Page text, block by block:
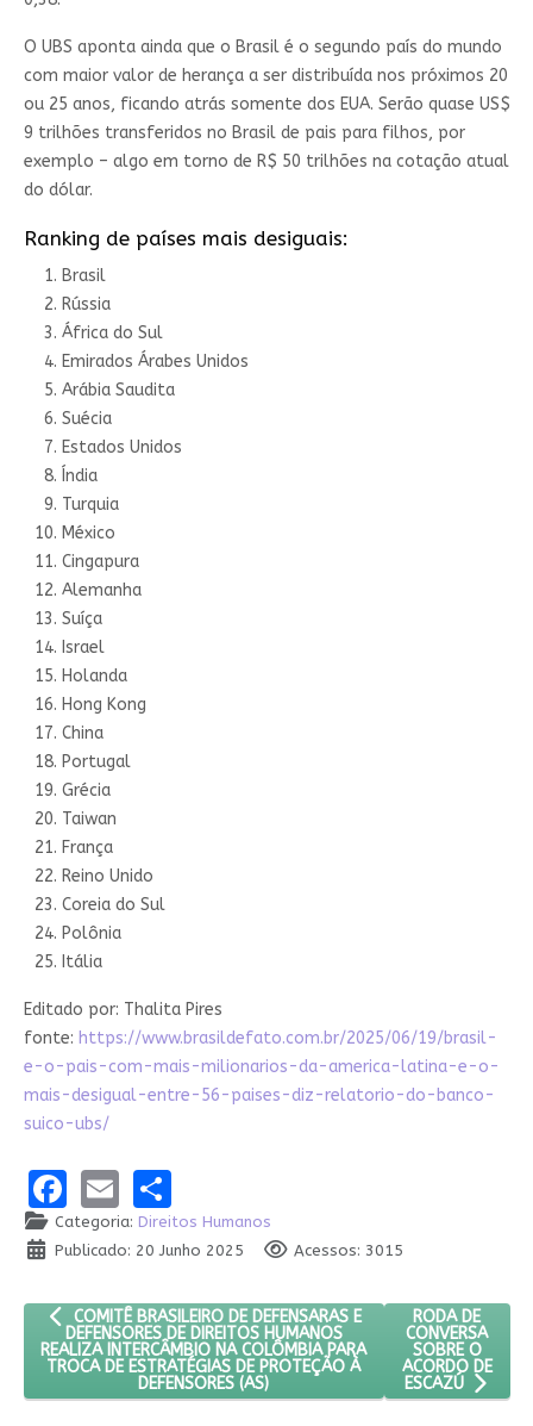
O UBS aponta ainda que o Brasil é o segundo país do mundo
com maior valor de herança a ser distribuída nos próximos 20
ou 25 anos, ficando atrás somente dos EUA. Serão quase US$
9 trilhões transferidos no Brasil de pais para filhos, por
exemplo – algo em torno de R$ 50 trilhões na cotação atual
do dólar.
Ranking de países mais desiguais:
Brasil
Rússia
África do Sul
Emirados Árabes Unidos
Arábia Saudita
Suécia
Estados Unidos
Índia
Turquia
México
Cingapura
Alemanha
Suíça
Israel
Holanda
Hong Kong
China
Portugal
Grécia
Taiwan
França
Reino Unido
Coreia do Sul
Polônia
Itália
Editado por: Thalita Pires
fonte: https://www.brasildefato.com.br/2025/06/19/brasil-
e-o-pais-com-mais-milionarios-da-america-latina-e-o-
mais-desigual-entre-56-paises-diz-relatorio-do-banco-
suico-ubs/
Facebook
EmailShare
Categoria: Direitos Humanos
Publicado: 20 Junho 2025
Acessos: 3015
ARTIGO ANTERIOR: COMITÊ BRASILEIRO DE DEFENSARAS E
COMITÊ BRASILEIRO DE DEFENSARAS E
DEFENSORES DE DIREITOS HUMANOS
REALIZA INTERCÂMBIO NA COLÔMBIA PARA
TROCA DE ESTRATÉGIAS DE PROTEÇÃO À
DEFENSORES (AS)
PRÓXIMO
RODA DE
CONVERSA
SOBRE O
ACORDO DE
ESCAZÚ